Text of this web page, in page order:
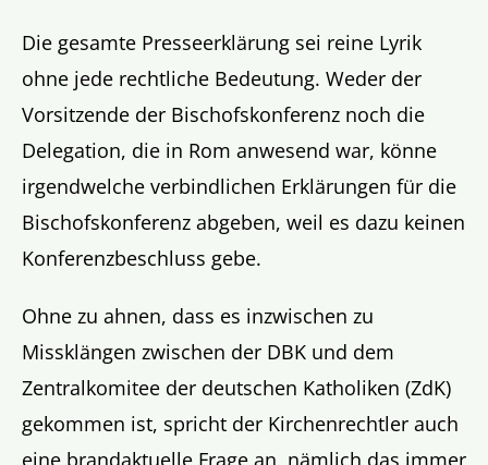
Die gesamte Presseerklärung sei reine Lyrik
ohne jede rechtliche Bedeutung. Weder der
Vorsitzende der Bischofskonferenz noch die
Delegation, die in Rom anwesend war, könne
irgendwelche verbindlichen Erklärungen für die
Bischofskonferenz abgeben, weil es dazu keinen
Konferenzbeschluss gebe.
Ohne zu ahnen, dass es inzwischen zu
Missklängen zwischen der DBK und dem
Zentralkomitee der deutschen Katholiken (ZdK)
gekommen ist, spricht der Kirchenrechtler auch